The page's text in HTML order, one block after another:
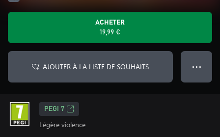
ACHETER
19,99 €
AJOUTER À LA LISTE DE SOUHAITS ● ● ●
PEGI 7
Légère violence